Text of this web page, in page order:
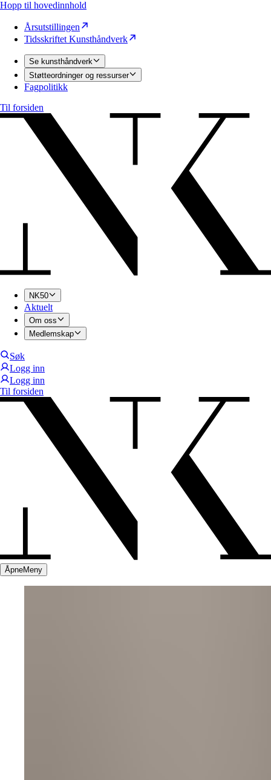
Hopp til hovedinnhold
Årsutstillingen
Tidsskriftet Kunsthåndverk
Se kunsthåndverk
Støtteordninger og ressurser
Fagpolitikk
Til forsiden
NK50
Aktuelt
Om oss
Medlemskap
Søk
Logg inn
Logg inn
Til forsiden
ÅpneMeny